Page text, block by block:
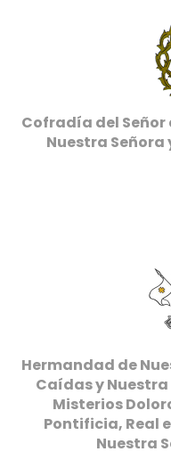
Cofradía del Señor
Nuestra Señora
Hermandad de
Caídas y Nuestra
Misterios
Pontificia, Real
Nuestra